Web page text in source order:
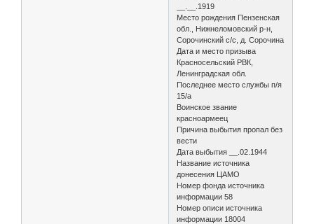
__.__.1919
Место рождения Пензенская
обл., Нижнеломовский р-н,
Сорочинский с/с, д. Сорочина
Дата и место призыва
Красносельский РВК,
Ленинградская обл.
Последнее место службы п/я
15/а
Воинское звание
красноармеец
Причина выбытия пропал без
вести
Дата выбытия __.02.1944
Название источника
донесения ЦАМО
Номер фонда источника
информации 58
Номер описи источника
информации 18004